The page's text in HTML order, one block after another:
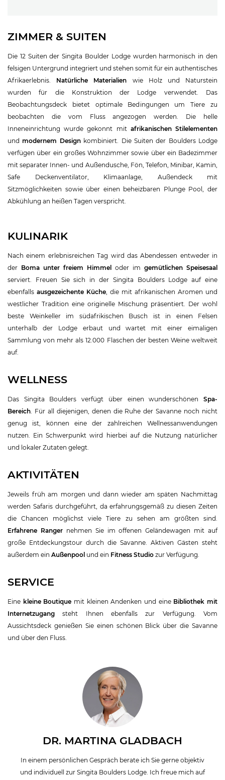
ZIMMER & SUITEN
Die 12 Suiten der Singita Boulder Lodge wurden harmonisch in den
felsigen Untergrund integriert und stehen somit für ein authentisches
Afrikaerlebnis. Natürliche Materialien wie Holz und Naturstein
wurden für die Konstruktion der Lodge verwendet. Das
Beobachtungsdeck bietet optimale Bedingungen um Tiere zu
beobachten die vom Fluss angezogen werden. Die helle
Inneneinrichtung wurde gekonnt mit afrikanischen Stilelementen
und modernem Designkombiniert. Die Suiten der Boulders Lodge
verfügen über ein großes Wohnzimmer sowie über ein Badezimmer
mit separater Innen- und Außendusche, Fön, Telefon, Minibar, Kamin,
Safe Deckenventilator, Klimaanlage, Außendeck mit
Sitzmöglichkeiten sowie über einen beheizbaren Plunge Pool, der
Abkühlung an heißen Tagen verspricht.
KULINARIK
Nach einem erlebnisreichen Tag wird das Abendessen entweder in
der Boma unter freiem Himmel oder im gemütlichen Speisesaal
serviert. Freuen Sie sich in der Singita Boulders Lodge auf eine
ebenfalls ausgezeichente Küche , die mit afrikanischen Aromen und
westlicher Tradition eine originelle Mischung präsentiert. Der wohl
beste Weinkeller im südafrikischen Busch ist in einen Felsen
unterhalb der Lodge erbaut und wartet mit einer eimaligen
Sammlung von mehr als 12.000 Flaschen der besten Weine weltweit
auf.
WELLNESS
Das Singita Boulders verfügt über einen wunderschönen Spa-
Bereich . Für all diejenigen, denen die Ruhe der Savanne noch nicht
genug ist, können eine der zahlreichen Wellnessanwendungen
nutzen. Ein Schwerpunkt wird hierbei auf die Nutzung natürlicher
und lokaler Zutaten gelegt.
AKTIVITÄTEN
Jeweils früh am morgen und dann wieder am späten Nachmittag
werden Safaris durchgeführt, da erfahrungsgemäß zu diesen Zeiten
die Chancen möglichst viele Tiere zu sehen am größten sind.
Erfahrene Rangernehmen Sie im offenen Geländewagen mit auf
große Entdeckungstour durch die Savanne. Aktiven Gästen steht
außerdem ein Außenpool und ein Fitness Studio zur Verfügung.
SERVICE
Eine kleine Boutique mit kleinen Andenken und eine Bibliothek mit
Internetzugang steht Ihnen ebenfalls zur Verfügung. Vom
Aussichtsdeck genießen Sie einen schönen Blick über die Savanne
und über den Fluss.
DR. MARTINA GLADBACH
In einem persönlichen Gespräch berate ich Sie gerne objektiv
und individuell zur Singita Boulders Lodge. Ich freue mich auf